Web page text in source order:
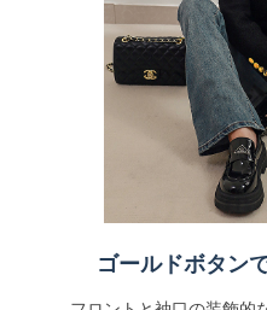
ゴールドボタン